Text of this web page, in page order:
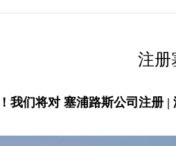
注册
我们将对 塞浦路斯公司注册